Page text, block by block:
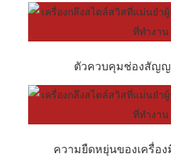
ตัวควบคุมช่องสัญ
ความยืดหยุ่นของเครื่อ